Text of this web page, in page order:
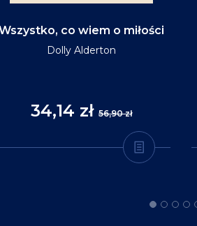
co wiem o miłości
Dolly Alderton
34,14 zł 56,90 zł